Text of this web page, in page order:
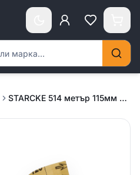
STARCKE 514 метър 115мм х 50м – P400